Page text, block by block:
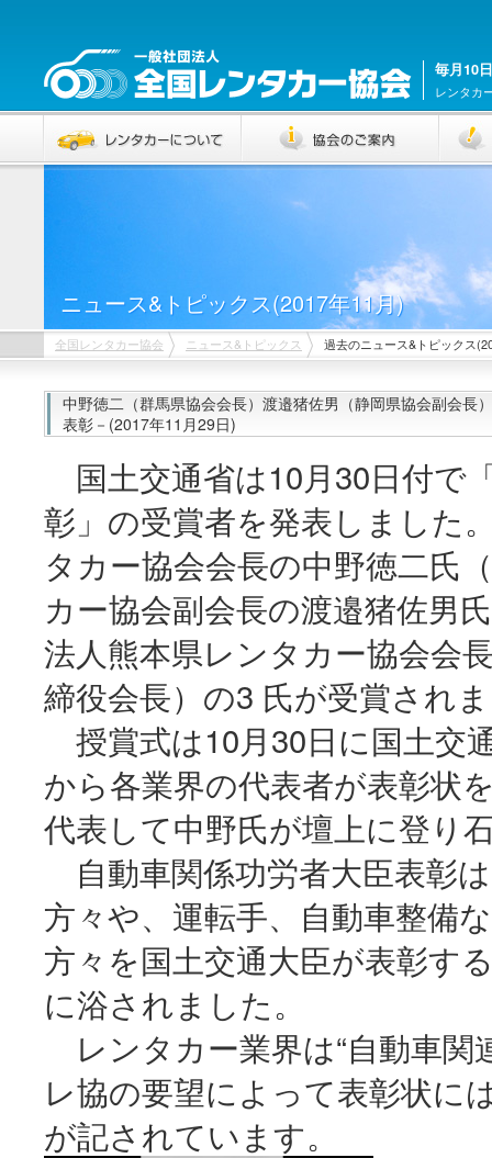
毎月10
レンタカ
ニュース&トピックス(2017年11月)
全国レンタカー協会 ニュース&トピックス 過去のニュース&トピックス
中野徳二（群馬県協会会長）渡邉猪佐男（静岡県協会副会長
表彰－(2017年11月29日)
国土交通省は10月30日付で
彰」の受賞者を発表しました
タカー協会会長の中野徳二氏
カー協会副会長の渡邉猪佐男
法人熊本県レンタカー協会会
締役会長）の3 氏が受賞され
授賞式は10月30日に国土交
から各業界の代表者が表彰状
代表して中野氏が壇上に登り
自動車関係功労者大臣表彰
方々や、運転手、自動車整備
方々を国土交通大臣が表彰す
に浴されました。
レンタカー業界は“自動車関
レ協の要望によって表彰状に
が記されています。